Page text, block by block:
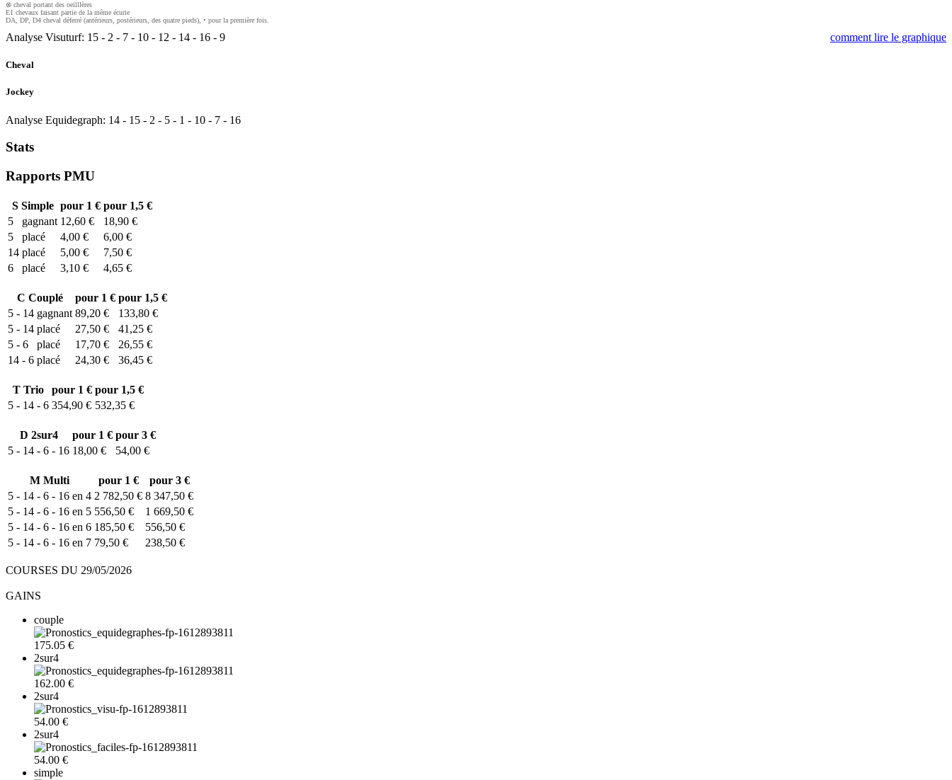
⊗ cheval portant des oeilllères
E1 chevaux faisant partie de la même écurie
DA, DP, D4 cheval déferré (antérieurs, postérieurs, des quatre pieds), • pour la première fois.
Analyse Visuturf: 15 - 2 - 7 - 10 - 12 - 14 - 16 - 9 comment lire le graphique
Cheval
Jockey
Analyse Equidegraph: 14 - 15 - 2 - 5 - 1 - 10 - 7 - 16
Stats
Rapports PMU
SSimple pour 1 € pour 1,5 €
5
gagnant 12,60 €
18,90 €
5
placé 4,00 €
6,00 €
14 placé 5,00 €
7,50 €
6
placé 3,10 € 4,65 €
C Couplé pour 1 € pour 1,5 €
5 - 14 gagnant 89,20 €
133,80 €
5 - 14 placé 27,50 €
41,25 €
5 - 6
placé 17,70 €
26,55 €
14 - 6 placé 24,30 € 36,45 €
T Trio pour 1 € pour 1,5 €
5 - 14 - 6 354,90 € 532,35 €
D 2sur4 pour 1 € pour 3 €
5 - 14 - 6 - 16 18,00 € 54,00 €
M Multi pour 1 €
pour 3 €
5 - 14 - 6 - 16 en 4 2 782,50 € 8 347,50 €
5 - 14 - 6 - 16 en 5 556,50 €
1 669,50 €
5 - 14 - 6 - 16 en 6 185,50 €
556,50 €
5 - 14 - 6 - 16 en 7 79,50 € 238,50 €
COURSES DU 29/05/2026
GAINS
couple
175.05 €
2sur4
162.00 €
2sur4
54.00 €
2sur4
54.00 €
simple